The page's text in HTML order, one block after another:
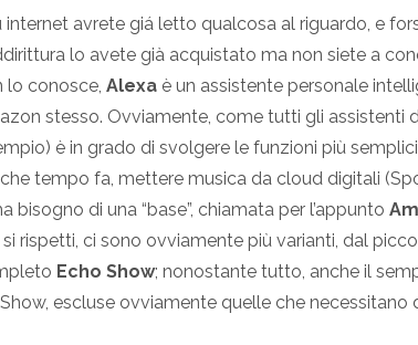
internet avrete giá letto qualcosa al riguardo, e
lo avete già acquistato ma non siete a
lo conosce, Alexa è un assistente personale
stesso. Ovviamente, come tutti gli assistenti
è in grado di svolgere le funzioni più
tempo fa, mettere musica da cloud digitali
bisogno di una “base”, chiamata per l’appunto
rispetti, ci sono ovviamente più varianti, dal
Echo Show; nonostante tutto, anche il
escluse ovviamente quelle che necessitano